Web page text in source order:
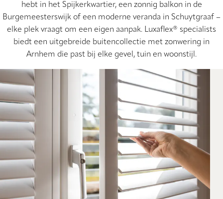
hebt in het Spijkerkwartier, een zonnig balkon in de
Burgemeesterswijk of een moderne veranda in Schuytgraaf –
elke plek vraagt om een eigen aanpak. Luxaflex® specialists
biedt een uitgebreide buitencollectie met zonwering in
Arnhem die past bij elke gevel, tuin en woonstijl.